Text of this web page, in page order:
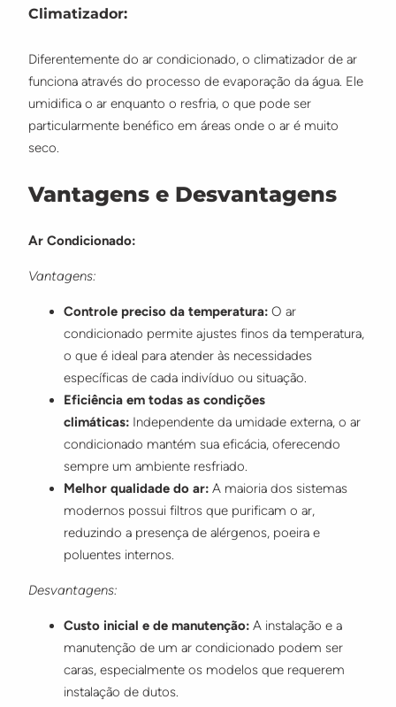
Climatizador:
Diferentemente do ar condicionado, o climatizador de ar
funciona através do processo de evaporação da água. Ele
umidifica o ar enquanto o resfria, o que pode ser
particularmente benéfico em áreas onde o ar é muito
seco.
Vantagens e Desvantagens
Ar Condicionado:
Vantagens:
Controle preciso da temperatura: O ar
condicionado permite ajustes finos da temperatura,
o que é ideal para atender às necessidades
específicas de cada indivíduo ou situação.
Eficiência em todas as condições
climáticas: Independente da umidade externa, o ar
condicionado mantém sua eficácia, oferecendo
sempre um ambiente resfriado.
Melhor qualidade do ar: A maioria dos sistemas
modernos possui filtros que purificam o ar,
reduzindo a presença de alérgenos, poeira e
poluentes internos.
Desvantagens:
Custo inicial e de manutenção: A instalação e a
manutenção de um ar condicionado podem ser
caras, especialmente os modelos que requerem
instalação de dutos.